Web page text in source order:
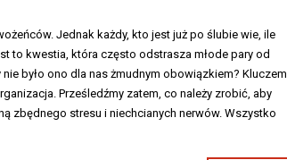
Jednak każdy, kto jest już po ślubie wie, ile
to kwestia, która często odstrasza młode pary od
było ono dla nas żmudnym obowiązkiem? Kluczem
Prześledźmy zatem, co należy zrobić, aby
zbędnego stresu i niechcianych nerwów. Wszystko